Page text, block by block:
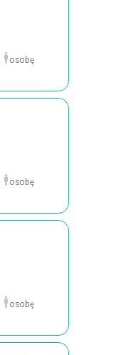
osobę
osobę
osobę